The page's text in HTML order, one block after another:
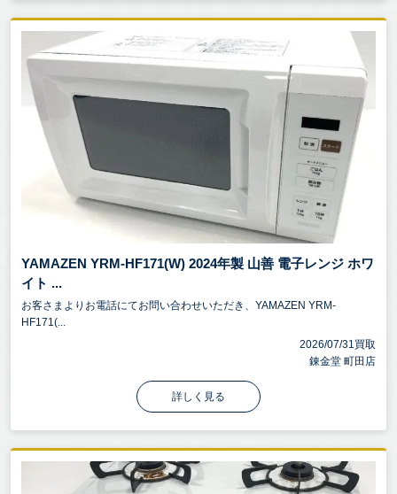
YAMAZEN YRM-HF171(W) 2024年製 山善 電子レンジ ホワ
イト ...
お客さまよりお電話にてお問い合わせいただき、YAMAZEN YRM-
HF171(...
2026/07/31買取
錬金堂 町田店
詳しく見る